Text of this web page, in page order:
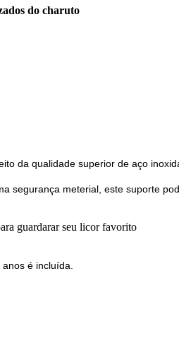
do charuto
da qualidade superior de aço
segurança meterial, este suporte
guardarar seu licor favorito
é incluída.